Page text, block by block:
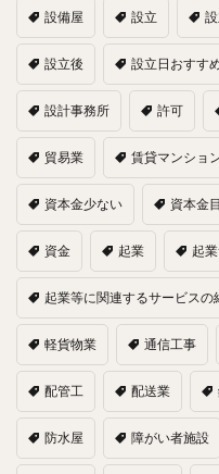
設備屋 設立
設立後 設立日おすす
設計事務所 許可
貿易業 賃貸マンショ
資本金少ない 資本金
資金 起業 起
起業等に関連するサービスの
軽貨物業 通信工事
配管工 配送業
防水屋 障がい者施設